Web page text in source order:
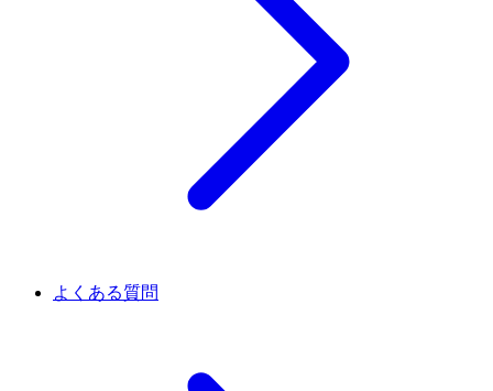
よくある質問